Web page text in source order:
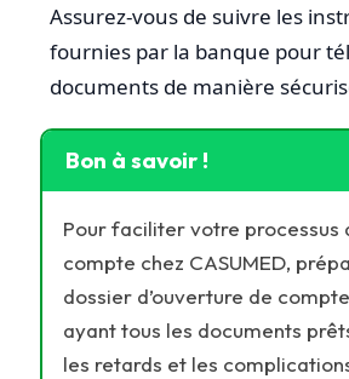
Assurez-vous de suivre les
fournies par la banque pour
documents de manière
Bon à savoir !
Pour faciliter votre processus
compte chez CASUMED,
dossier d’ouverture de
ayant tous les documents
les retards et les